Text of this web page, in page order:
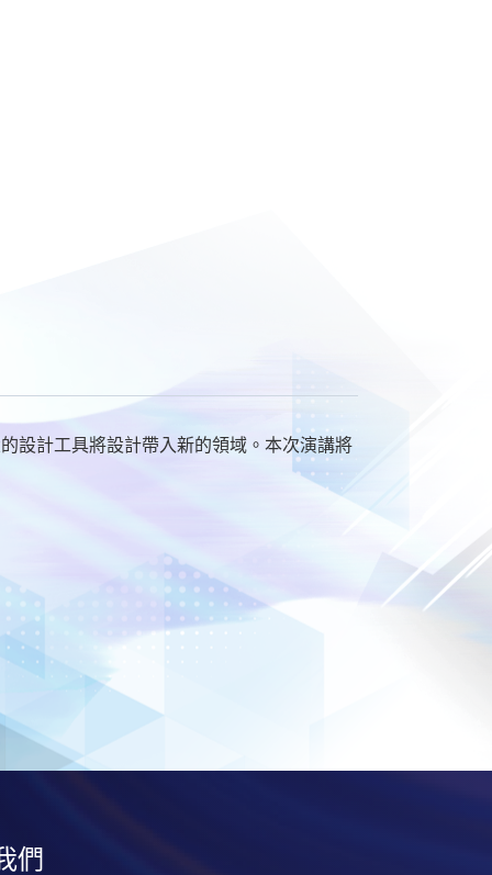
設計工具將設計帶入新的領域。本次演講將
們